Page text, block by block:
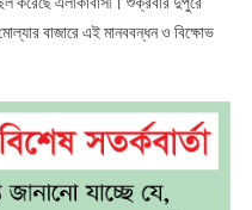
মানববন্ধন
বাজারে এই মানববন্ধন ও বিক্ষোভ